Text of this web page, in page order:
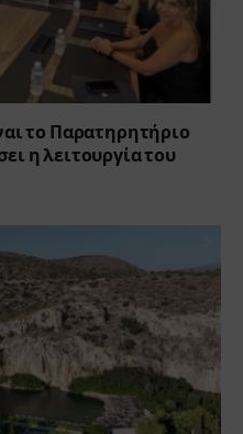
το Παρατηρητήριο
η λειτουργία του